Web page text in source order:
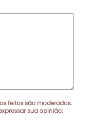
feitos são moderados.
sua opinião: